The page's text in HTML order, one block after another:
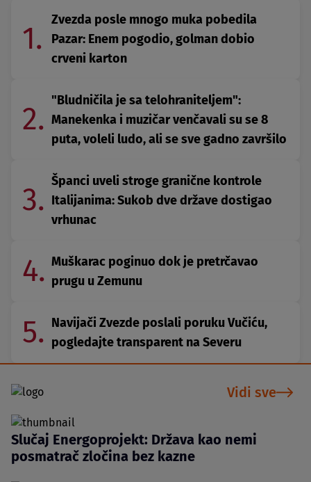
1.
Zvezda posle mnogo muka pobedila
Pazar: Enem pogodio, golman dobio
crveni karton
2.
"Bludničila je sa telohraniteljem":
Manekenka i muzičar venčavali su se 8
puta, voleli ludo, ali se sve gadno završilo
3.
Španci uveli stroge granične kontrole
Italijanima: Sukob dve države dostigao
vrhunac
4. Muškarac poginuo dok je pretrčavao
prugu u Zemunu
5. Navijači Zvezde poslali poruku Vučiću,
pogledajte transparent na Severu
Vidi sve
Slučaj Energoprojekt: Država kao nemi
posmatrač zločina bez kazne